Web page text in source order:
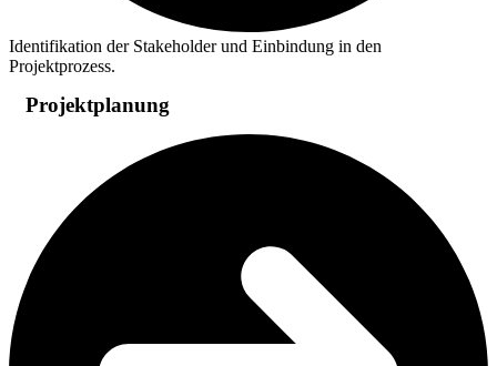
Identifikation der Stakeholder und Einbindung in den
Projektprozess.
Projektplanung